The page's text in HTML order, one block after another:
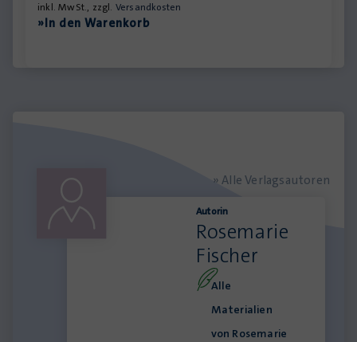
inkl. MwSt., zzgl. Versandkosten
»In den Warenkorb
» Alle Verlagsautoren
Autorin
Rosemarie
Fischer
Alle
Materialien
von Rosemarie